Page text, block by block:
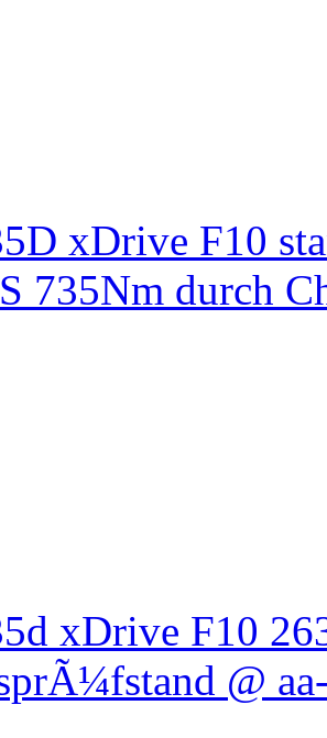
xDrive F10
735Nm durch
xDrive F10
@